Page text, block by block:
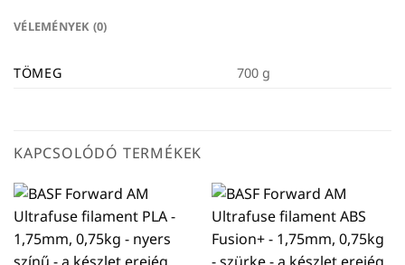
VÉLEMÉNYEK (0)
TÖMEG 700 g
KAPCSOLÓDÓ TERMÉKEK